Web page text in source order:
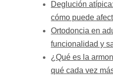
Deglución
cómo puede
Ortodoncia en
funcionalidad y
¿Qué es la
qué cada vez